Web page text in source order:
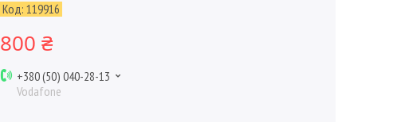
Код: 119916
800 ₴
+380 (50) 040-28-13
Vodafone